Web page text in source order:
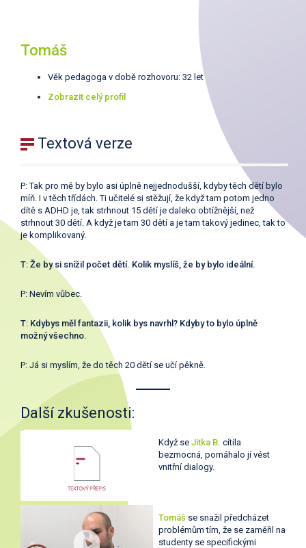
Tomáš
Věk pedagoga v době rozhovoru: 32 let
Zobrazit celý profil
Textová verze
P: Tak pro mě by bylo asi úplně nejjednodušší, kdyby těch dětí bylo
míň. I v těch třídách. Ti učitelé si stěžují, že když tam potom jedno
dítě s ADHD je, tak strhnout 15 dětí je daleko obtížnější, než
strhnout 30 dětí. A když je tam 30 dětí a je tam takový jedinec, tak to
je komplikovaný.
T: Že by si snížil počet dětí. Kolik myslíš, že by bylo ideální.
P: Nevím vůbec.
T: Kdybys měl fantazii, kolik bys navrhl? Kdyby to bylo úplně
možný všechno.
P: Já si myslím, že do těch 20 dětí se učí pěkně.
Další zkušenosti:
Když se Jitka B. cítila
bezmocná, pomáhalo jí vést
vnitřní dialogy.
Tomáš se snažil předcházet
problémům tím, že se zaměřil na
studenty se specifickými